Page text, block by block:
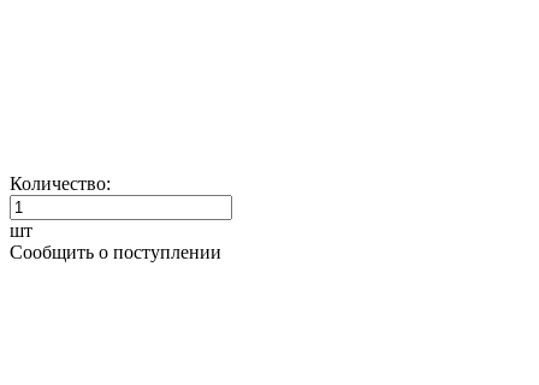
Количество:
шт
Сообщить о поступлении